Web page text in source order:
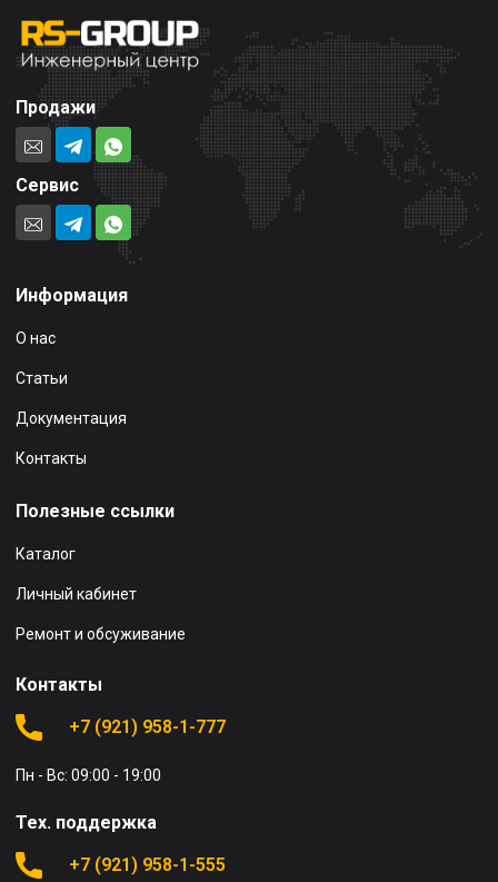
Продажи
Сервис
Информация
О нас
Статьи
Документация
Контакты
Полезные ссылки
Каталог
Личный кабинет
Ремонт и обсуживание
Контакты
+7 (921) 958-1-777
Пн - Вс: 09:00 - 19:00
Тех. поддержка
+7 (921) 958-1-555